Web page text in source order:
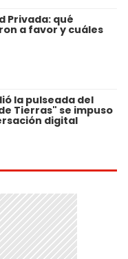
Privada: qué
a favor y cuáles
la pulseada del
Tierras" se impuso
digital